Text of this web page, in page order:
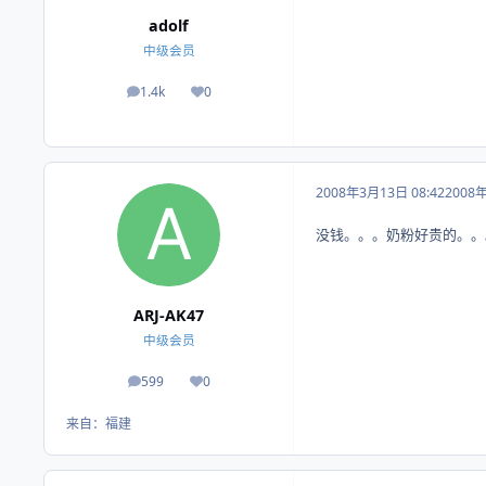
adolf
中级会员
1.4k
帖子 0
荣誉积分
ARJ-AK47
中级会员
599
帖子 0
荣誉积分
来自： 福建
2008年3月13日 08:422008
没钱。。。奶粉好贵的。。